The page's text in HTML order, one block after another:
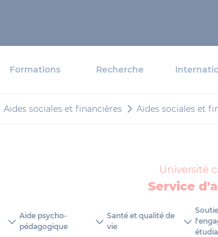
Formations Recherche
Aides sociales et financières Aides sociales et
Université
Service
Aide psycho-
pédagogique
Santé et qualité de
vie